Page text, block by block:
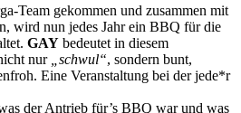
Team gekommen und zusammen mit
wird nun jedes Jahr ein BBQ für die
GAY bedeutet in diesem
nur „schwul“, sondern bunt,
Eine Veranstaltung bei der jede*r
der Antrieb für’s BBQ war und was